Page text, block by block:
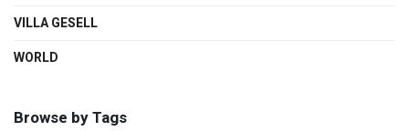
VILLA GESELL
WORLD
Browse by Tags